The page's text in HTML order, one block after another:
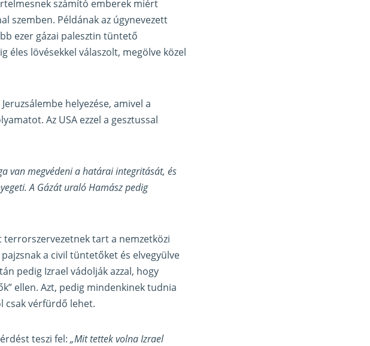
számító emberek miért
szemben. Példának az úgynevezett
ezer gázai palesztin tüntető
éles lövésekkel válaszolt, megölve közel
helyezése, amivel a
Az USA ezzel a gesztussal
van megvédeni a határai integritását, és
A Gázát uraló Hamász pedig
tart a nemzetközi
a civil tüntetőket és elvegyülve
pedig Izrael vádolják azzal, hogy
ellen. Azt, pedig mindenkinek tudnia
csak vérfürdő lehet.
teszi fel: „Mit tettek volna Izrael